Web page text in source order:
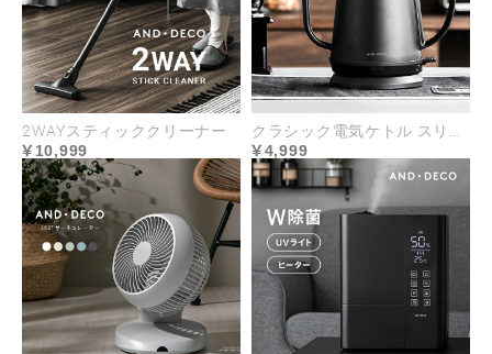
2WAYスティッククリーナー
10,999
クラシック電気ケトル スリムノズル
4,999